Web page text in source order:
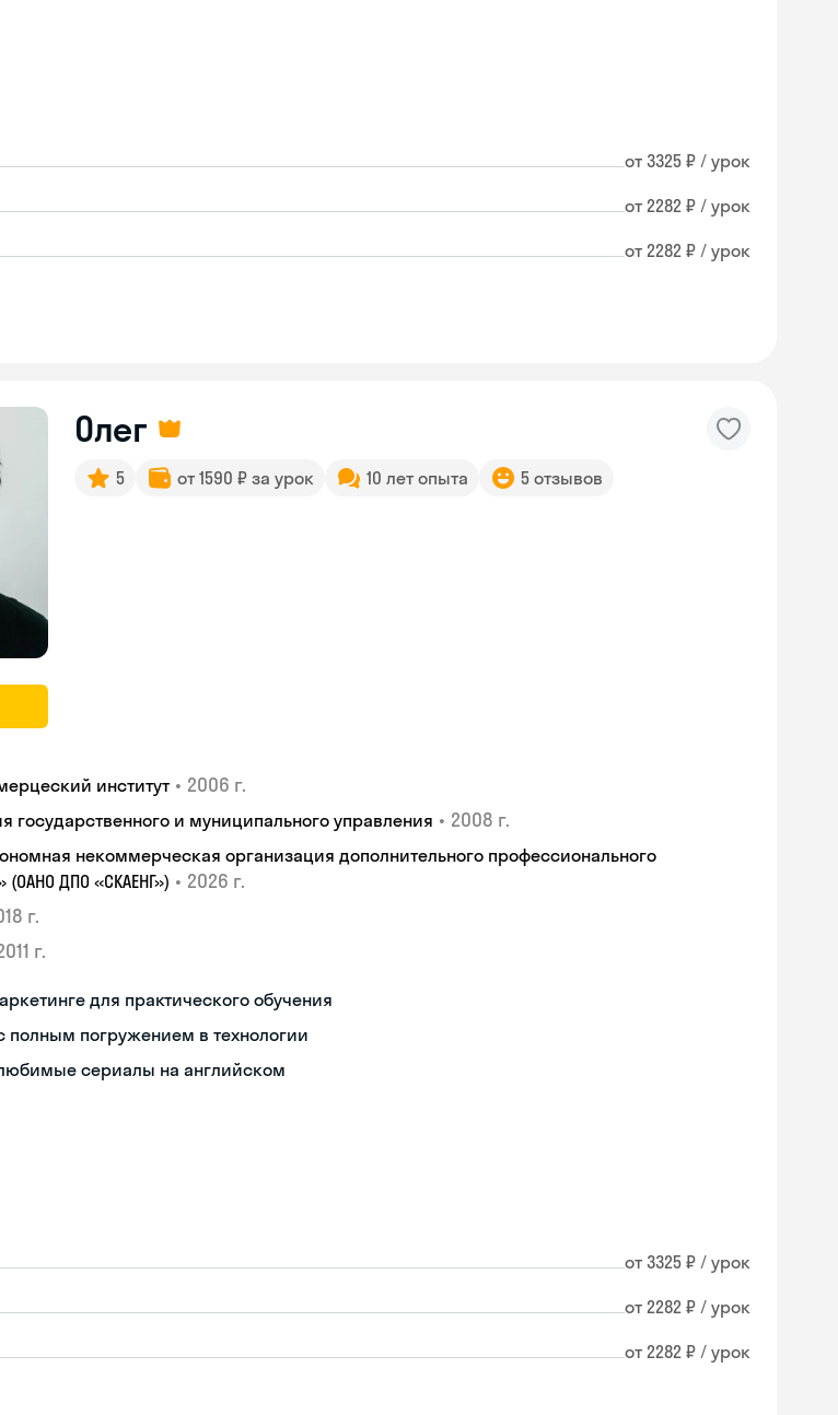
от 3325 ₽ / урок
от 2282 ₽ / урок
от 2282 ₽ / урок
Олег
5 от 1590 ₽ за урок 10 лет опыта 5 отзывов
институт • 2006 г.
государственного и муниципального управления • 2008 г.
некоммерческая организация дополнительного профессионального
(ОАНО ДПО «СКАЕНГ») • 2026 г.
г.
г.
для практического обучения
полным погружением в технологии
сериалы на английском
от 3325 ₽ / урок
от 2282 ₽ / урок
от 2282 ₽ / урок